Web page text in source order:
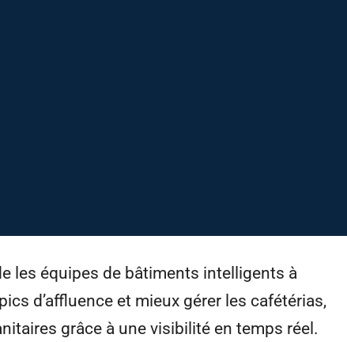
les équipes de bâtiments intelligents à
d’affluence et mieux gérer les cafétérias,
grâce à une visibilité en temps réel.